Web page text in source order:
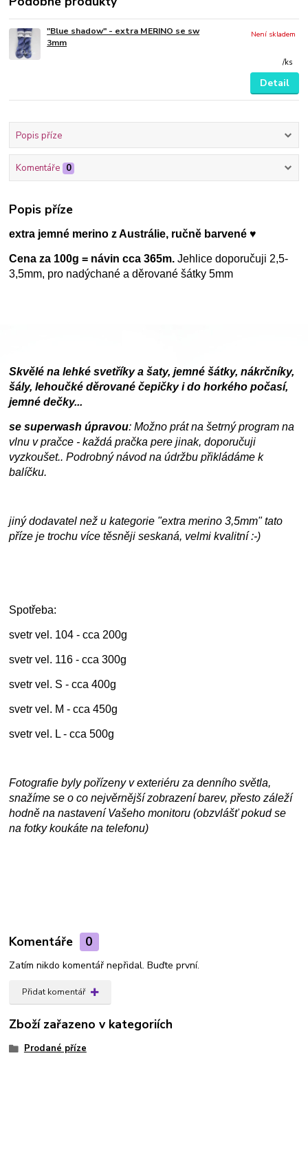
"Blue shadow" - extra MERINO se sw
3mm
/ks
Není skladem
Detail
Popis příze
Komentáře 0
Popis příze
extra jemné merino z Austrálie, ručně barvené ♥
Cena za 100g = návin cca 365m. Jehlice doporučuji 2,5-
3,5mm, pro nadýchané a děrované šátky 5mm
Skvělé na lehké svetříky a šaty, jemné šátky, nákrčníky,
šály, lehoučké děrované čepičky i do horkého počasí,
jemné dečky...
se superwash úpravou: Možno prát na šetrný program na
vlnu v pračce - každá pračka pere jinak, doporučuji
vyzkoušet.. Podrobný návod na údržbu přikládáme k
balíčku.
jiný dodavatel než u kategorie "extra merino 3,5mm" tato
příze je trochu více těsněji seskaná, velmi kvalitní :-)
Spotřeba:
svetr vel. 104 - cca 200g
svetr vel. 116 - cca 300g
svetr vel. S - cca 400g
svetr vel. M - cca 450g
svetr vel. L - cca 500g
Fotografie byly pořízeny v exteriéru za denního světla,
snažíme se o co nejvěrnější zobrazení barev, přesto záleží
hodně na nastavení Vašeho monitoru (obzvlášť pokud se
na fotky koukáte na telefonu)
Komentáře 0
Zatím nikdo komentář nepřidal. Buďte první.
Přidat komentář
Zboží zařazeno v kategoriích
Prodané příze